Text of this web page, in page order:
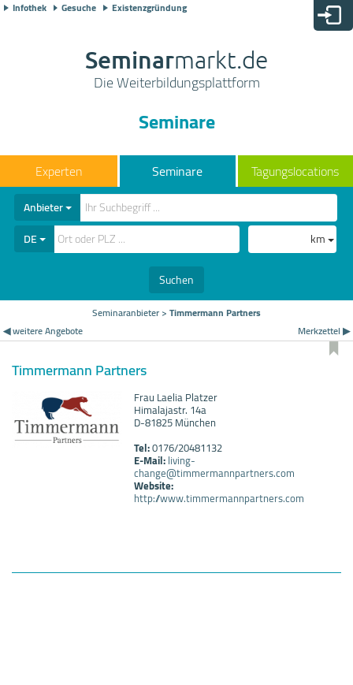
Infothek Gesuche Existenzgründung
Seminarmarkt.de
Die Weiterbildungsplattform
Seminare
Seminare Tagungslocations
Anbieter
DE
km
Suchen
Seminaranbieter>Timmermann Partners
◀ weitere Angebote
Merkzettel ▶
Timmermann Partners
Frau Laelia Platzer
Himalajastr. 14a
D-81825 München
Tel:0176/20481132
E-Mail:living-
change@timmermannpartners.com
Website:
http://www.timmermannpartners.com